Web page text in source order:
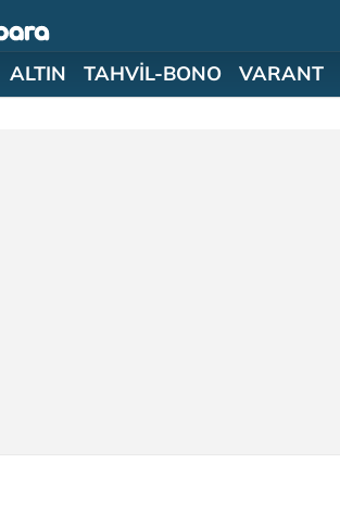
ALTIN TAHVİL-BONO VARANT